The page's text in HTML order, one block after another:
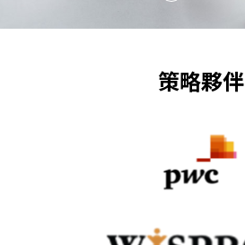
策略夥伴